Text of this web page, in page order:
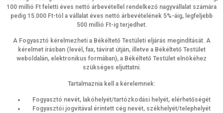
100 millió Ft feletti éves nettó árbevétellel rendelkező nagyvállalat számára
pedig 15.000 Ft-tól a vállalat éves nettó árbevételének 5%-áig, legfeljebb
500 millió Ft-ig terjedhet.
A Fogyasztó kérelmezheti a Békéltető Testületi eljárás megindítását. A
kérelmet írásban (levél, fax, távirat útján, illetve a Békéltető Testület
weboldalán, elektronikus formában), a Békéltető Testület elnökéhez
szükséges eljuttatni.
Tartalmaznia kell a kérelemnek:
Fogyasztó nevét, lakóhelyét/tartózkodási helyét, elérhetőségét
Fogyasztói jogvitával érintett cég nevét, székhelyét/telephelyét